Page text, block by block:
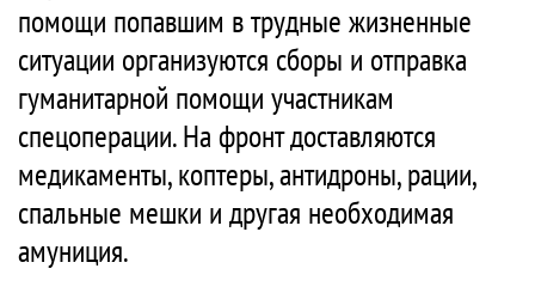
помощи попавшим в трудные жизненные
ситуации организуются сборы и отправка
гуманитарной помощи участникам
спецоперации. На фронт доставляются
медикаменты, коптеры, антидроны, рации,
спальные мешки и другая необходимая
амуниция.